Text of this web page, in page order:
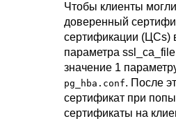
Чтобы клиенты
доверенный
сертификации (ЦСs)
параметра ssl_ca_file
значение 1
pg_hba.conf. После
сертификат при
сертификаты на